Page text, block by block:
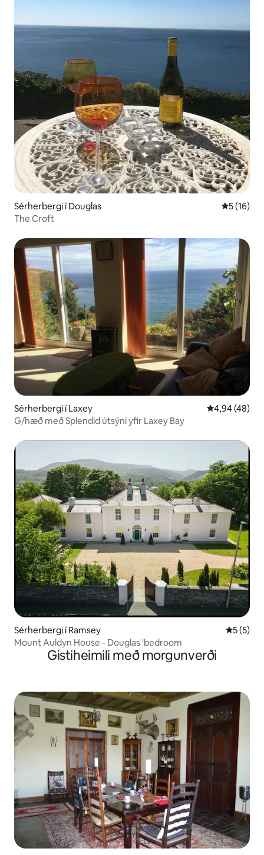
Sérherbergi í Douglas 5 af 5 í
5 (16)
The Croft
Sérherbergi í Laxey 4,94 af 5 í
4,94 (48)
G/hæð með Splendid útsýni yfir Laxey Bay
Sérherbergi í Ramsey 5 af 5 í
5 (5)
Mount Auldyn House - Douglas 'bedroom
Gistiheimili með morgunverði